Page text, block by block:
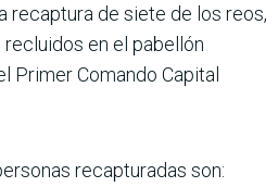
recaptura de siete de los reos,
en el pabellón
Primer Comando Capital
recapturadas son: